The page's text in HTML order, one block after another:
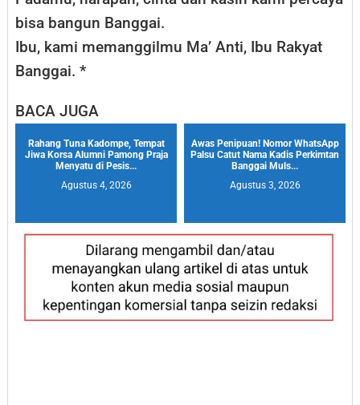
bisa bangun Banggai.
Ibu, kami memanggilmu Ma’ Anti, Ibu Rakyat
Banggai. *
BACA JUGA
Rahang Tuna Kadompe, Tempat
Jiwa Korsa Alumni Pamong Praja
Menyatu di Pesis...
Agustus 4, 2026
Awas Penipuan! Nomor WhatsApp
Palsu Catut Nama Kadis Perkimtan
Banggai Muls...
Agustus 3, 2026